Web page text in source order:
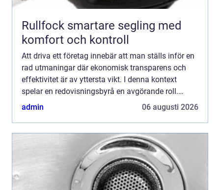
Rullfock smartare segling med
komfort och kontroll
Att driva ett företag innebär att man ställs inför en
rad utmaningar där ekonomisk transparens och
effektivitet är av yttersta vikt. I denna kontext
spelar en redovisningsbyrå en avgörande roll.
Tjänster ...
admin 06 augusti 2026